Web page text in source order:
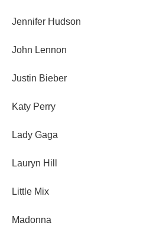
Jennifer Hudson
John Lennon
Justin Bieber
Katy Perry
Lady Gaga
Lauryn Hill
Little Mix
Madonna